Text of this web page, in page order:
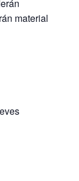
material